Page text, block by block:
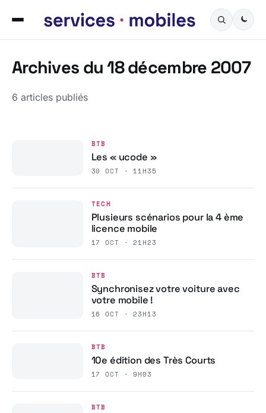
Archives du 18 décembre 2007
6 articles publiés
BTB
Les « ucode »
30 OCT · 11H35
TECH
Plusieurs scénarios pour la 4 ème
licence mobile
17 OCT · 21H23
BTB
Synchronisez votre voiture avec
votre mobile !
16 OCT · 23H13
BTB
10e édition des Très Courts
17 OCT · 9H03
BTB